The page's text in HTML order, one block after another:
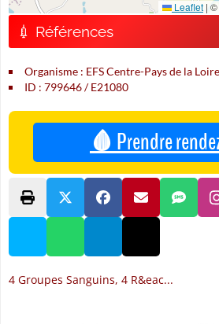
Leaflet | ©
💉 Références
Organisme : EFS Centre-Pays de la Loire
ID : 799646 / E21080
🩸 Prendre
4 Groupes Sanguins, 4 R&eac...